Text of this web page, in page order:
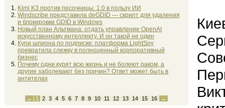
Kimi K3 против песочницы: 1:0 в пользу ИИ
Windscribe представила deGDID — скрипт для удаления
и блокировки GDID в Windows
Новый план Альтмана: отдать управление OpenAI
искусственному интеллекту. И он такой не один
Купи шпиона по подписке: платформа LightSpy
превратила слежку в полноценный корпоративный
бизнес
Почему одни курят всю жизнь и не болеют раком, а
другие заболевают без причин? Ответ может быть в
антителах
← 1 2 3 4 5 6 7 8 9 10 11 12 13 14 15 16 →